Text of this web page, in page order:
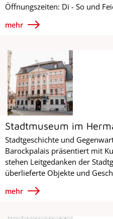
Öffnungszeiten: Di - So und
mehr
Stadtmuseum im
Stadtgeschichte und
Barockpalais präsentiert mit
stehen Leitgedanken der
überlieferte Objekte und
mehr